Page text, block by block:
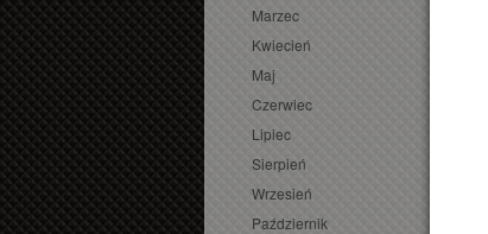
Marzec
Kwiecień
Maj
Czerwiec
Lipiec
Sierpień
Wrzesień
Październik